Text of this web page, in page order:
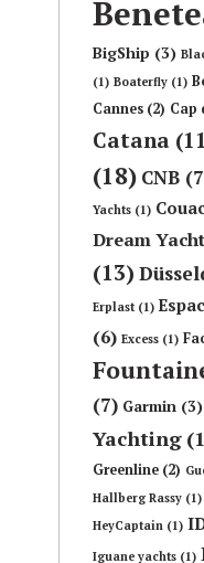
BigShip (3)
(1) Boaterfly (1)
Cannes (2) Cap
Catana
(18) CNB
Yachts (1)
Dream
(13)
Erplast(1)
(6) Excess (1)
(7) Garmin (3)
Yachting
Greenline (2)
Hallberg Rassy (1)
HeyCaptain (1)
Iguane yachts (1)